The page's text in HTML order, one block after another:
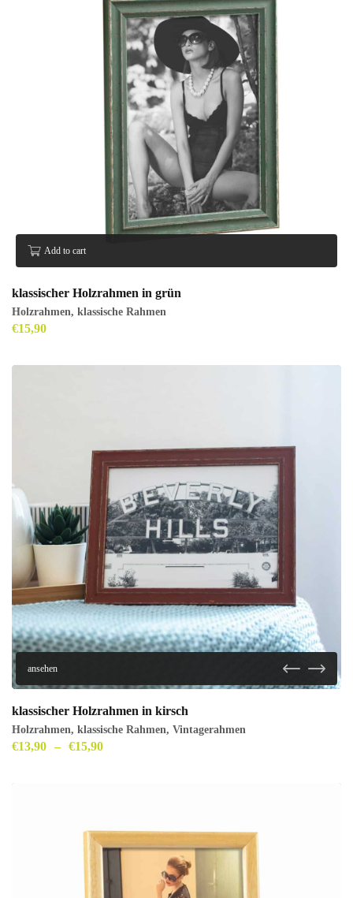
Add to cart
klassischer Holzrahmen in grün
Holzrahmen, klassische Rahmen
€15,90
ansehen
klassischer Holzrahmen in kirsch
Holzrahmen, klassische Rahmen, Vintagerahmen
€13,90 – €15,90